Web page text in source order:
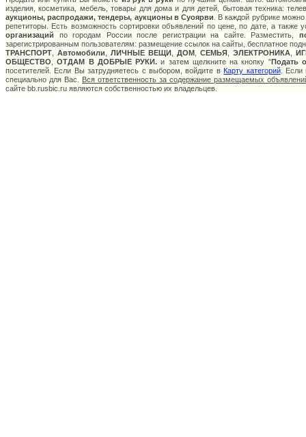
изделия, косметика, мебель, товары для дома и для детей, бытовая техника:
аукционы, распродажи, тендеры, аукционы в Суоярви . В каждой рубрике
репетиторы. Есть возможность сортировки объявлений по цене, по дате, а
организаций по городам России после регистрации на сайте. Разместить,
зарегистрированным пользователям: размещение ссылок на сайты, бесплатное
ТРАНСПОРТ
Автомобили ЛИЧНЫЕ ВЕЩИ ДОМ СЕМЬЯ ЭЛЕКТРОНИКА
ОБЩЕСТВО ,ОТДАМ В ДОБРЫЕ РУКИ. и затем щелкните на кнопку "Подать
посетителей. Если Вы затрудняетесь с выбором, войдите вКарту категорий. Если
специально для Вас. Вся ответственность за содержание размещаемых
сайте bb.rusbic.ru являются собственностью их владельцев.